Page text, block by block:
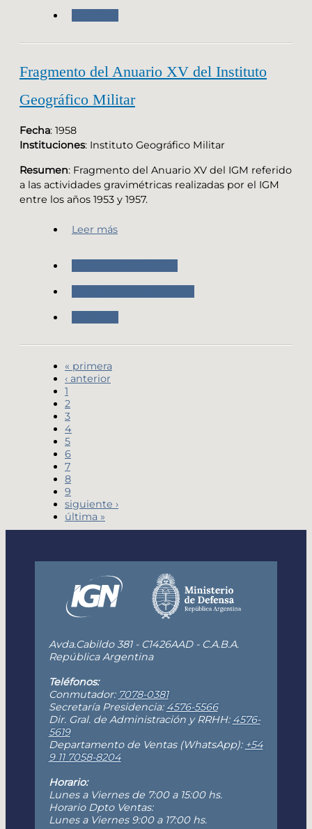
Fragmento del Anuario XV del Instituto
Geográfico Militar
Fecha: 1958
Instituciones: Instituto Geográfico Militar
Resumen: Fragmento del Anuario XV del IGM referido
a las actividades gravimétricas realizadas por el IGM
entre los años 1953 y 1957.
Leer más
« primera
‹ anterior
1
2
3
4
5
6
7
8
9
siguiente ›
última »
Avda.Cabildo 381 - C1426AAD - C.A.B.A.
República Argentina
Teléfonos:
Conmutador: 7078-0381
Secretaría Presidencia: 4576-5566
Dir. Gral. de Administración y RRHH: 4576-
5619
Departamento de Ventas (WhatsApp): +54
9 11 7058-8204
Horario:
Lunes a Viernes de 7:00 a 15:00 hs.
Horario Dpto Ventas:
Lunes a Viernes 9:00 a 17:00 hs.